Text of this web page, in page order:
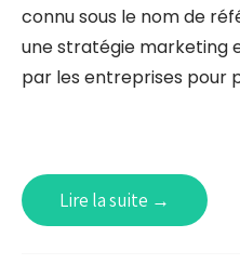
connu sous le nom de
une stratégie marketing
par les entreprises pour
Lire la suite →